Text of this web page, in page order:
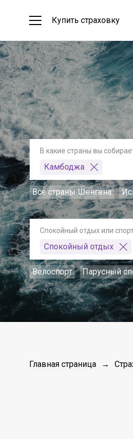
Купить страховку
В какие страны вы
Камбоджа
Все страны Шенгена
Спокойный отдых или
Спокойный отдых
Велоспорт Парусный
Главная страница